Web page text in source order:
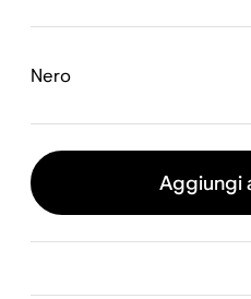
Nero
Aggiungi